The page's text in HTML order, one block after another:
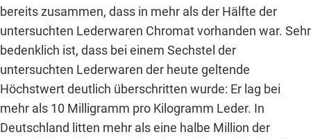
bereits zusammen, dass in mehr als der Hälfte der
untersuchten Lederwaren Chromat vorhanden war. Sehr
bedenklich ist, dass bei einem Sechstel der
untersuchten Lederwaren der heute geltende
Höchstwert deutlich überschritten wurde: Er lag bei
mehr als 10 Milligramm pro Kilogramm Leder. In
Deutschland litten mehr als eine halbe Million der